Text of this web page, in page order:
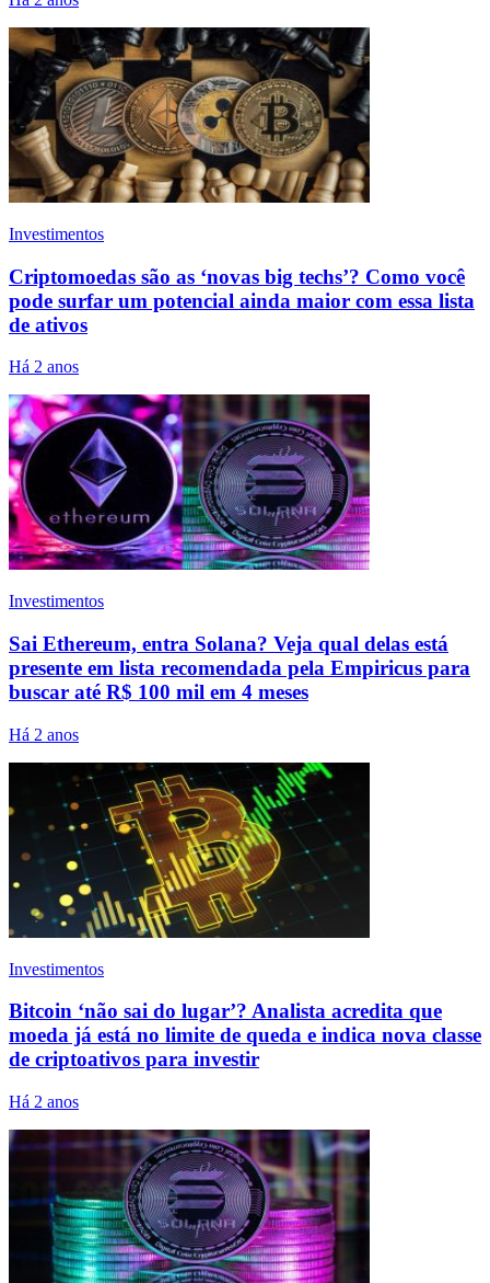
Investimentos
Criptomoedas são as ‘novas big techs’? Como você
pode surfar um potencial ainda maior com essa lista
de ativos
Há 2 anos
Investimentos
Sai Ethereum, entra Solana? Veja qual delas está
presente em lista recomendada pela Empiricus para
buscar até R$ 100 mil em 4 meses
Há 2 anos
Investimentos
Bitcoin ‘não sai do lugar’? Analista acredita que
moeda já está no limite de queda e indica nova classe
de criptoativos para investir
Há 2 anos